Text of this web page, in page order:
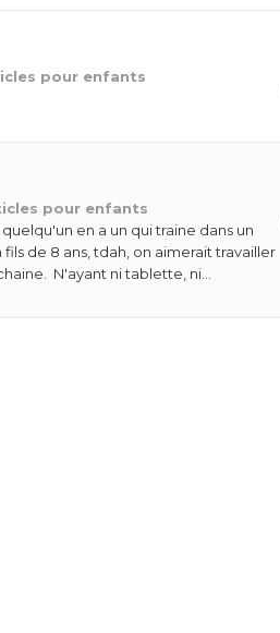
pour enfants
pour enfants
en a un qui traine dans un
de 8 ans, tdah, on aimerait travailler
N'ayant ni tablette, ni…